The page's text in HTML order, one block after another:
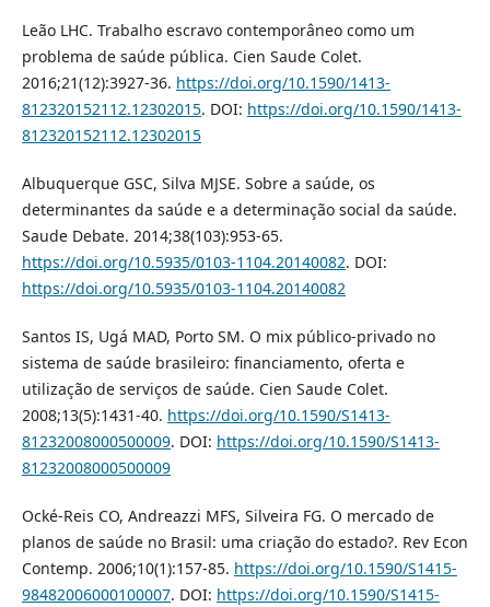
Leão LHC. Trabalho escravo contemporâneo como um
problema de saúde pública. Cien Saude Colet.
2016;21(12):3927-36. https://doi.org/10.1590/1413-
812320152112.12302015. DOI: https://doi.org/10.1590/1413-
812320152112.12302015
Albuquerque GSC, Silva MJSE. Sobre a saúde, os
determinantes da saúde e a determinação social da saúde.
Saude Debate. 2014;38(103):953-65.
https://doi.org/10.5935/0103-1104.20140082. DOI:
https://doi.org/10.5935/0103-1104.20140082
Santos IS, Ugá MAD, Porto SM. O mix público-privado no
sistema de saúde brasileiro: financiamento, oferta e
utilização de serviços de saúde. Cien Saude Colet.
2008;13(5):1431-40. https://doi.org/10.1590/S1413-
81232008000500009. DOI: https://doi.org/10.1590/S1413-
81232008000500009
Ocké-Reis CO, Andreazzi MFS, Silveira FG. O mercado de
planos de saúde no Brasil: uma criação do estado?. Rev Econ
Contemp. 2006;10(1):157-85. https://doi.org/10.1590/S1415-
98482006000100007. DOI: https://doi.org/10.1590/S1415-